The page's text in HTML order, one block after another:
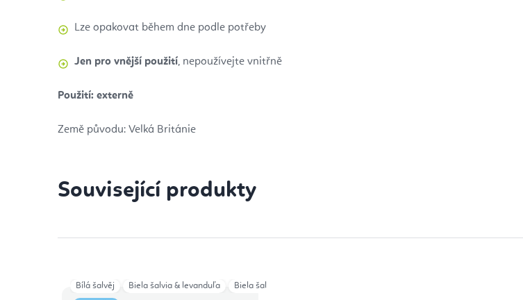
Lze opakovat během dne podle potřeby
Jen pro vnější použití, nepoužívejte vnitřně
Použití: externě
Země původu: Velká Británie
Související produkty
Bílá šalvěj Biela šalvia & levanduľa Biela šalvia & ruža